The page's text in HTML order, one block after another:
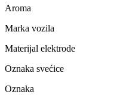
Aroma
Marka vozila
Materijal elektrode
Oznaka svećice
Oznaka